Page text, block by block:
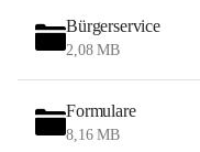
Bürgerservice
2,08 MB
Formulare
8,16 MB